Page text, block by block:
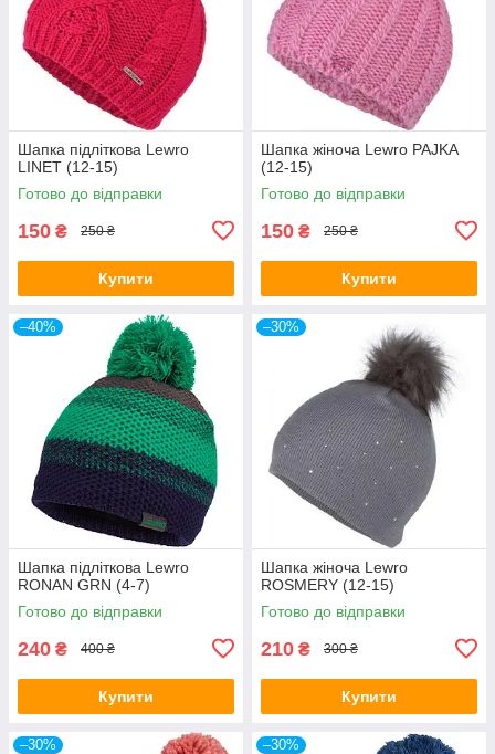
Шапка підліткова Lewro
LINET (12-15)
Готово до відправки
150 ₴ 250 ₴
Купити
Шапка жіноча Lewro PAJKA
(12-15)
Готово до відправки
150 ₴ 250 ₴
Купити
–40%
Шапка підліткова Lewro
RONAN GRN (4-7)
Готово до відправки
240 ₴ 400 ₴
Купити
–30%
Шапка жіноча Lewro
ROSMERY (12-15)
Готово до відправки
210 ₴ 300 ₴
Купити
–30% –30%